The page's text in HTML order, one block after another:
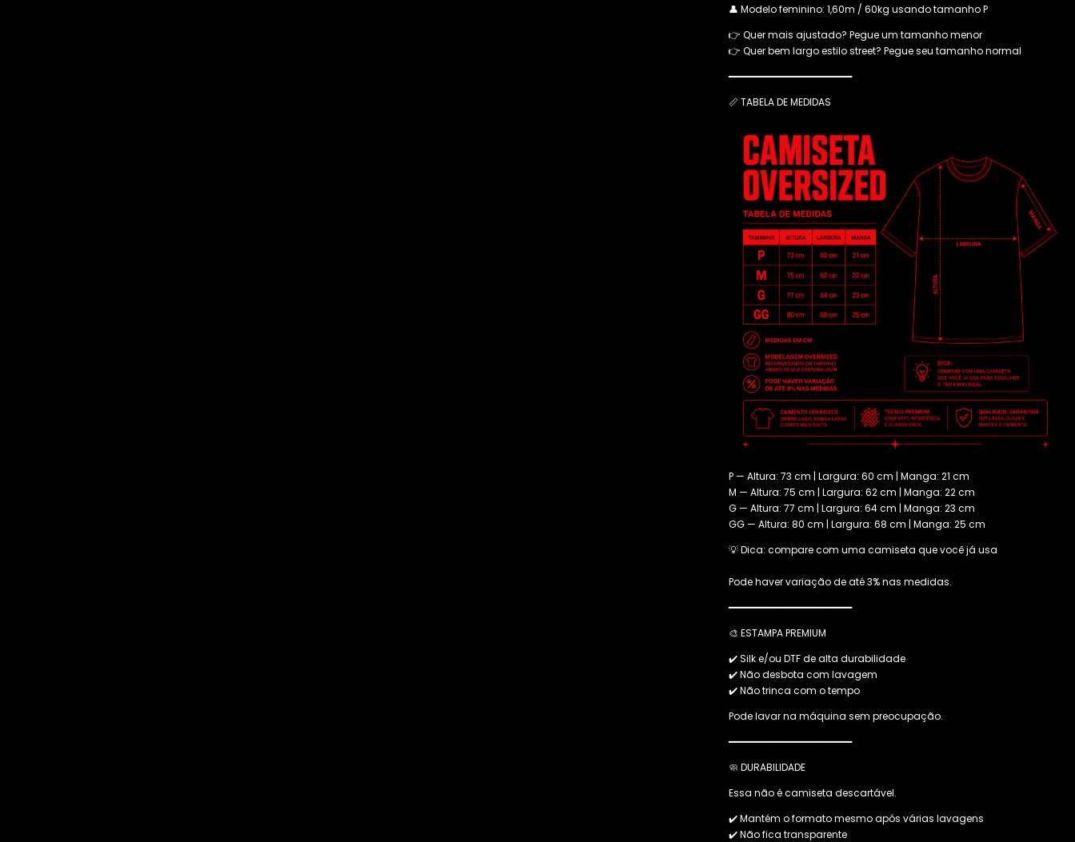
👤 Modelo feminino: 1,60m / 60kg usando tamanho P
👉 Quer mais ajustado? Pegue um tamanho menor
👉 Quer bem largo estilo street? Pegue seu tamanho normal
━━━━━━━━━━━━━━━━━━━━━━
📏 TABELA DE MEDIDAS
P — Altura: 73 cm | Largura: 60 cm | Manga: 21 cm
M — Altura: 75 cm | Largura: 62 cm | Manga: 22 cm
G — Altura: 77 cm | Largura: 64 cm | Manga: 23 cm
GG — Altura: 80 cm | Largura: 68 cm | Manga: 25 cm
💡 Dica: compare com uma camiseta que você já usa
Pode haver variação de até 3% nas medidas.
━━━━━━━━━━━━━━━━━━━━━━
🎨 ESTAMPA PREMIUM
✔️ Silk e/ou DTF de alta durabilidade
✔️ Não desbota com lavagem
✔️ Não trinca com o tempo
Pode lavar na máquina sem preocupação.
━━━━━━━━━━━━━━━━━━━━━━
🧼 DURABILIDADE
Essa não é camiseta descartável.
✔️ Mantém o formato mesmo após várias lavagens
✔️ Não fica transparente